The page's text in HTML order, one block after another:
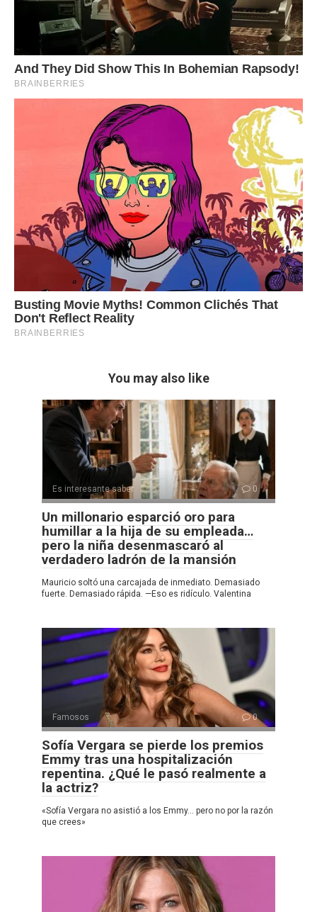
You may also like
Es interesante saber 0
Un millonario esparció oro para
humillar a la hija de su empleada…
pero la niña desenmascaró al
verdadero ladrón de la mansión
Mauricio soltó una carcajada de inmediato. Demasiado
fuerte. Demasiado rápida. —Eso es ridículo. Valentina
Famosos 0
Sofía Vergara se pierde los premios
Emmy tras una hospitalización
repentina. ¿Qué le pasó realmente a
la actriz?
«Sofía Vergara no asistió a los Emmy… pero no por la razón
que crees»